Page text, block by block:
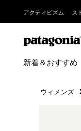
アクティビズム ス
新着＆おすすめ
ウィメンズ